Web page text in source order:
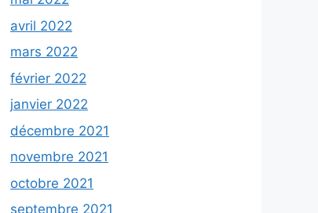
avril 2022
mars 2022
février 2022
janvier 2022
décembre 2021
novembre 2021
octobre 2021
septembre 2021